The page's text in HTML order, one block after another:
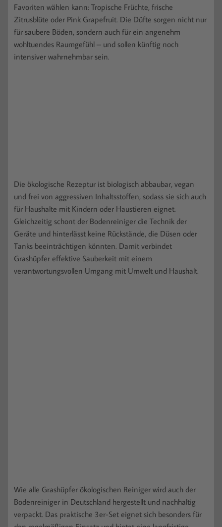
Favoriten wählen kann: Tropische Früchte, frische
Zitrusblüte oder Pink Grapefruit. Die Düfte sorgen nicht nur
für saubere Böden, sondern auch für ein angenehm
wohltuendes Raumgefühl – und sollen künftig noch
intensiver wahrnehmbar sein.
Die ökologische Rezeptur ist biologisch abbaubar, vegan
und frei von aggressiven Inhaltsstoffen, sodass sie sich auch
für Haushalte mit Kindern oder Haustieren eignet.
Gleichzeitig schont der Bodenreiniger die Technik der
Geräte und hinterlässt keine Rückstände, die Düsen oder
Tanks beeinträchtigen könnten. Damit verbindet
Grashüpfer effektive Sauberkeit mit einem
verantwortungsvollen Umgang mit Umwelt und Haushalt.
Wie alle Grashüpfer ökologischen Reiniger wird auch der
Bodenreiniger in Deutschland hergestellt und nachhaltig
verpackt. Das praktische 3er-Set eignet sich besonders für